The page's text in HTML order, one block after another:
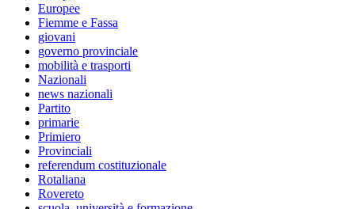
Europee
Fiemme e Fassa
giovani
governo provinciale
mobilità e trasporti
Nazionali
news nazionali
Partito
primarie
Primiero
Provinciali
referendum costituzionale
Rotaliana
Rovereto